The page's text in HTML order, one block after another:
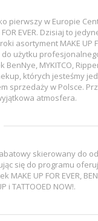
pierwszy w Europie
EVER. Dzisiaj to
asortyment MAKE UP
użytku
MYKITCO,
których jesteśmy
sprzedaży w Polsce.
atmosfera.
skierowany do
się do programu
UP FOR EVER,
i TATTOOED NOW!.